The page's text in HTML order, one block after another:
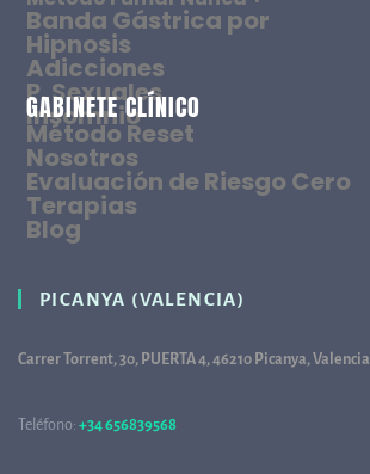
Banda Gástrica por
Hipnosis
Adicciones
P. Sexuales
Insomnio
GABINETE CLÍNICO
Método Reset
Nosotros
Evaluación de Riesgo Cero
Terapias
Blog
PICANYA (VALENCIA)
Carrer Torrent, 30, PUERTA 4, 46210 Picanya, Valencia
Teléfono: +34 656839568